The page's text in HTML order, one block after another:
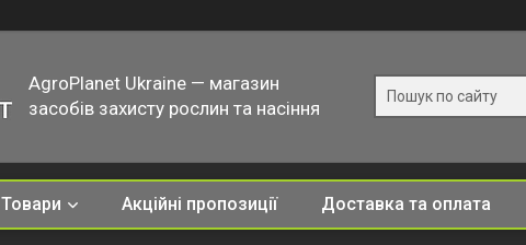
AgroPlanet Ukraine — магазин
засобів захисту рослин та насіння
Товари Акційні пропозиції Доставка та оплата